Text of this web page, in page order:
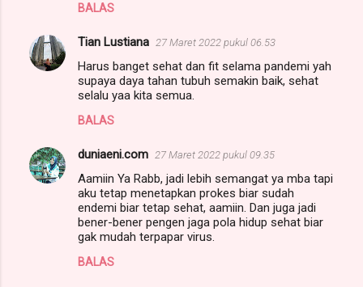
BALAS
Tian Lustiana 27 Maret 2022 pukul 06.53
Harus banget sehat dan fit selama pandemi yah
supaya daya tahan tubuh semakin baik, sehat
selalu yaa kita semua.
BALAS
duniaeni.com 27 Maret 2022 pukul 09.35
Aamiin Ya Rabb, jadi lebih semangat ya mba tapi
aku tetap menetapkan prokes biar sudah
endemi biar tetap sehat, aamiin. Dan juga jadi
bener-bener pengen jaga pola hidup sehat biar
gak mudah terpapar virus.
BALAS